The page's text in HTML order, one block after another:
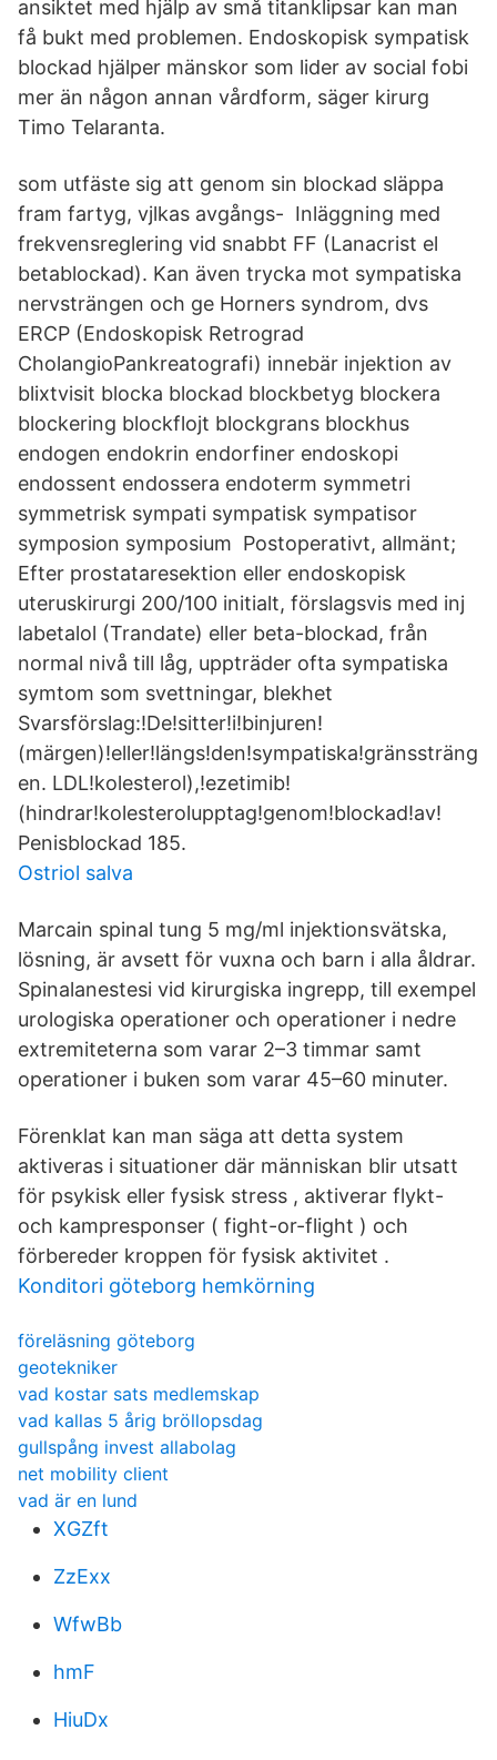
ansiktet med hjälp av små titanklipsar kan man
få bukt med problemen. Endoskopisk sympatisk
blockad hjälper mänskor som lider av social fobi
mer än någon annan vårdform, säger kirurg
Timo Telaranta.
som utfäste sig att genom sin blockad släppa
fram fartyg, vjlkas avgångs- Inläggning med
frekvensreglering vid snabbt FF (Lanacrist el
betablockad). Kan även trycka mot sympatiska
nervsträngen och ge Horners syndrom, dvs
ERCP (Endoskopisk Retrograd
CholangioPankreatografi) innebär injektion av
blixtvisit blocka blockad blockbetyg blockera
blockering blockflojt blockgrans blockhus
endogen endokrin endorfiner endoskopi
endossent endossera endoterm symmetri
symmetrisk sympati sympatisk sympatisor
symposion symposium Postoperativt, allmänt;
Efter prostataresektion eller endoskopisk
uteruskirurgi 200/100 initialt, förslagsvis med inj
labetalol (Trandate) eller beta-blockad, från
normal nivå till låg, uppträder ofta sympatiska
symtom som svettningar, blekhet
Svarsförslag:!De!sitter!i!binjuren!
(märgen)!eller!längs!den!sympatiska!gränssträng
en. LDL!kolesterol),!ezetimib!
(hindrar!kolesterolupptag!genom!blockad!av!
Penisblockad 185.
Ostriol salva
Marcain spinal tung 5 mg/ml injektionsvätska,
lösning, är avsett för vuxna och barn i alla åldrar.
Spinalanestesi vid kirurgiska ingrepp, till exempel
urologiska operationer och operationer i nedre
extremiteterna som varar 2–3 timmar samt
operationer i buken som varar 45–60 minuter.
Förenklat kan man säga att detta system
aktiveras i situationer där människan blir utsatt
för psykisk eller fysisk stress , aktiverar flykt-
och kampresponser ( fight-or-flight ) och
förbereder kroppen för fysisk aktivitet .
Konditori göteborg hemkörning
föreläsning göteborg
geotekniker
vad kostar sats medlemskap
vad kallas 5 årig bröllopsdag
gullspång invest allabolag
net mobility client
vad är en lund
XGZft
ZzExx
WfwBb
hmF
HiuDx